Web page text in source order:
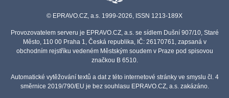
© EPRAVO.CZ, a.s. 1999-2026, ISSN 1213-189X
Provozovatelem serveru je EPRAVO.CZ, a.s. se sídlem Dušní 907/10, Staré
Město, 110 00 Praha 1, Česká republika, IČ: 26170761, zapsaná v
obchodním rejstříku vedeném Městským soudem v Praze pod spisovou
značkou B 6510.
Automatické vytěžování textů a dat z této internetové stránky ve smyslu čl. 4
směrnice 2019/790/EU je bez souhlasu EPRAVO.CZ, a.s. zakázáno.